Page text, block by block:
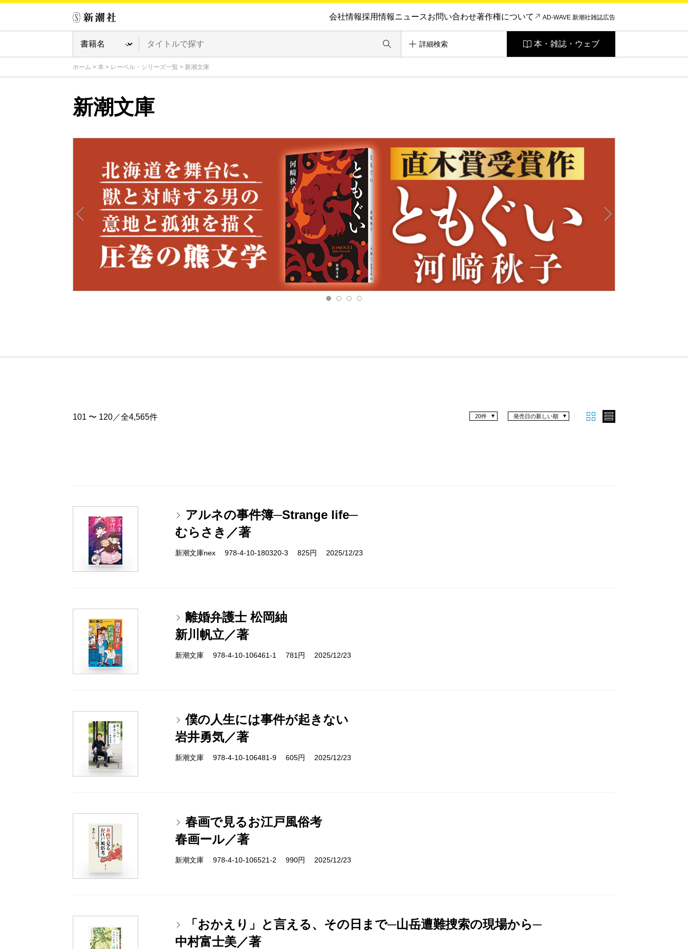
会社情報採用情報ニュースお問い合わせ著作権について AD-WAVE 新潮社雑誌広告
詳細検索 本・雑誌・ウェブ
ホーム > 本 > レーベル・シリーズ一覧 > 新潮文庫
新潮文庫
101 〜 120／全4,565件 発売日の新しい順
20件
アルネの事件簿─Strange life─
むらさき／著
新潮文庫nex 978-4-10-180320-3 825円 2025/12/23
離婚弁護士 松岡紬
新川帆立／著
新潮文庫 978-4-10-106461-1 781円 2025/12/23
僕の人生には事件が起きない
岩井勇気／著
新潮文庫 978-4-10-106481-9 605円 2025/12/23
春画で見るお江戸風俗考
春画ール／著
新潮文庫 978-4-10-106521-2 990円 2025/12/23
「おかえり」と言える、その日まで─山岳遭難捜索の現場から─
中村富士美／著